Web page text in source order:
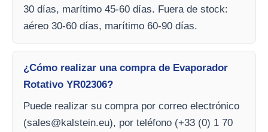
30 días, marítimo 45-60 días. Fuera de stock:
aéreo 30-60 días, marítimo 60-90 días.
¿Cómo realizar una compra de Evaporador
Rotativo YR02306?
Puede realizar su compra por correo electrónico
(sales@kalstein.eu), por teléfono (+33 (0) 1 70